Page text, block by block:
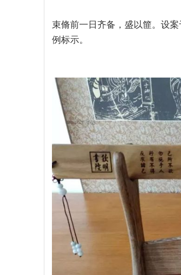
束脩前一日齐备，盛以篚。设
例标示。